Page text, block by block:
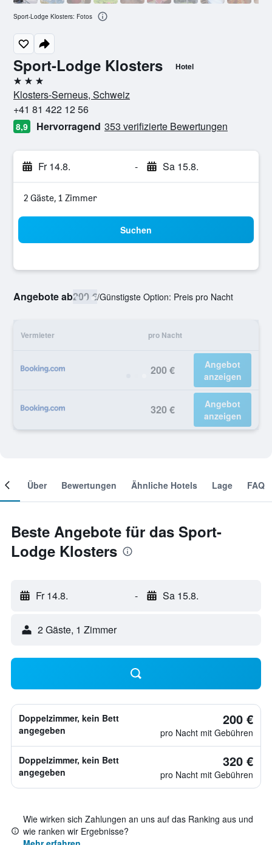
Sport-Lodge Klosters Hotel
3 Sterne
Klosters-Serneus, Schweiz
+41 81 422 12 56
8,9 Hervorragend 353 verifizierte Bewertungen
Fr 14.8. - Sa 15.8.
2 Gäste, 1 Zimmer
Suchen
Angebote ab200 €/Günstigste Option: Preis pro Nacht
Vermieter pro Nacht
200 €
Angebot
anzeigen
320 €
Angebot
anzeigen
Sport-Lodge Klosters: Fotos
Über Bewertungen Ähnliche Hotels Lage FAQ
Beste Angebote für das Sport-
Lodge Klosters
Fr 14.8. - Sa 15.8.
2 Gäste, 1 Zimmer
Doppelzimmer, kein Bett
angegeben
200 €
pro Nacht mit Gebühren
Doppelzimmer, kein Bett
angegeben
320 €
pro Nacht mit Gebühren
Wie wirken sich Zahlungen an uns auf das Ranking aus und
wie ranken wir Ergebnisse?